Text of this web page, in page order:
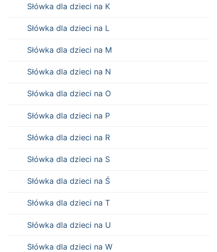
Słówka dla dzieci na K
Słówka dla dzieci na L
Słówka dla dzieci na M
Słówka dla dzieci na N
Słówka dla dzieci na O
Słówka dla dzieci na P
Słówka dla dzieci na R
Słówka dla dzieci na S
Słówka dla dzieci na Ś
Słówka dla dzieci na T
Słówka dla dzieci na U
Słówka dla dzieci na W